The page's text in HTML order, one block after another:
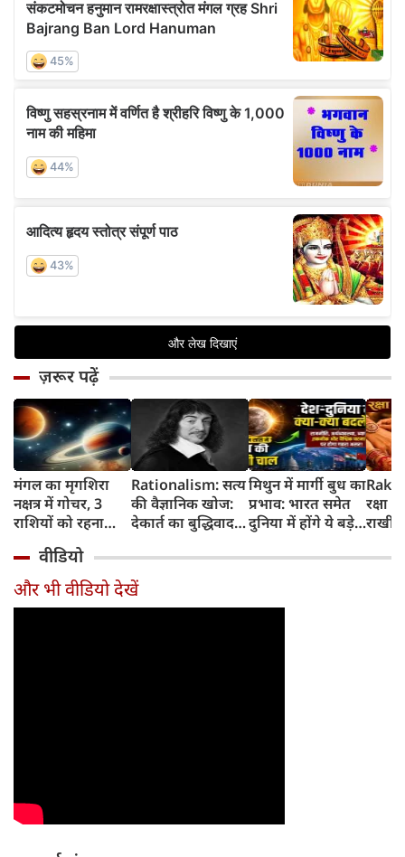
ज़रूर पढ़ें
मंगल का मृगशिरा
नक्षत्र में गोचर, 3
राशियों को रहना
सावधान
Rationalism: सत्य
की वैज्ञानिक खोज:
देकार्त का बुद्धिवाद
का जन्म
मिथुन में मार्गी बुध का
प्रभाव: भारत समेत
दुनिया में होंगे ये बड़े
रक्षा
राखी
वीडियो
और भी वीडियो देखें